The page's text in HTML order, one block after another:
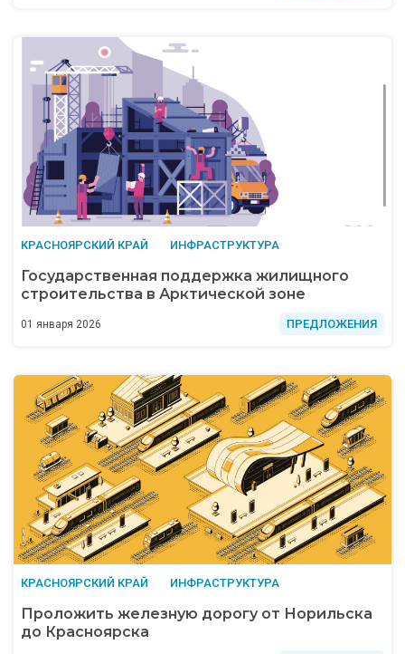
КРАСНОЯРСКИЙ КРАЙ ИНФРАСТРУКТУРА
Государственная поддержка жилищного
строительства в Арктической зоне
01 января 2026 ПРЕДЛОЖЕНИЯ
КРАСНОЯРСКИЙ КРАЙ ИНФРАСТРУКТУРА
Проложить железную дорогу от Норильска
до Красноярска